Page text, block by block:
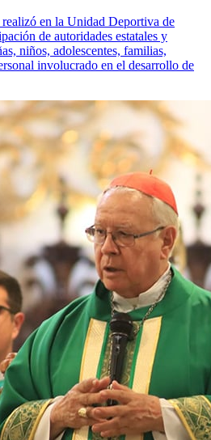
en la Unidad Deportiva de
de autoridades estatales y
niños, adolescentes, familias,
involucrado en el desarrollo de